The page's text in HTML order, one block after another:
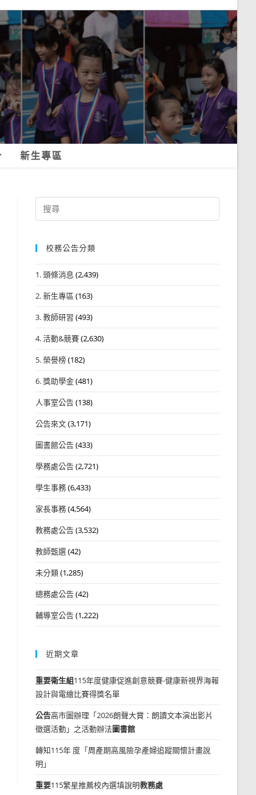
新生專區
Search
for:
校務公告分類
1. 頭條消息 (2,439)
2. 新生專區 (163)
3. 教師研習 (493)
4. 活動&競賽(2,630)
5. 榮譽榜(182)
6. 獎助學金(481)
人事室公告(138)
公告來文(3,171)
圖書館公告(433)
學務處公告(2,721)
學生事務(6,433)
家長事務(4,564)
教務處公告(3,532)
教師甄選(42)
未分類(1,285)
總務處公告(42)
輔導室公告(1,222)
近期文章
重要衛生組115年度健康促進創意競賽-健康新視界海報
設計與電繪比賽得獎名單
公告高市圖辦理「2026朗聲大賞：朗讀文本演出影片
徵選活動」之活動辦法圖書館
轉知115年 度「周產期高風險孕產婦追蹤關懷計畫說
明」
重要115繁星推薦校內選填說明教務處